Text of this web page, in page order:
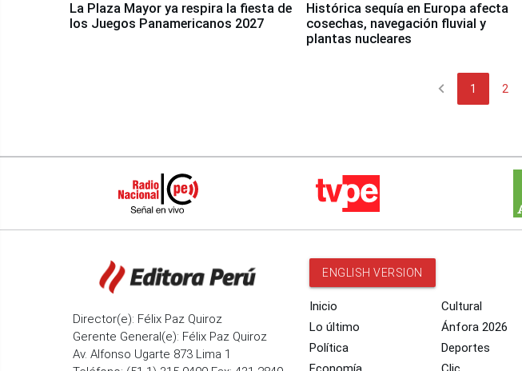
La Plaza Mayor ya respira la fiesta de
los Juegos Panamericanos 2027
Histórica sequía en Europa afecta
cosechas, navegación fluvial y
plantas nucleares
chevron_left 1 2
Director(e): Félix Paz Quiroz
Gerente General(e): Félix Paz Quiroz
Av. Alfonso Ugarte 873 Lima 1
ENGLISH VERSION
Inicio
Lo último
Política
Cultural
Ánfora 2026
Deportes